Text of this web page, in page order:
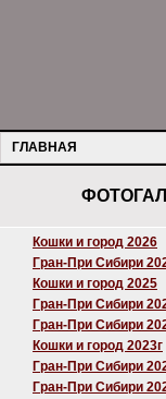
ГЛАВНАЯ
Кошки и город 2026
Гран-При Сибири
Кошки и город 2025
Гран-При Сибири
Гран-При Сибири
Кошки и город 2023г
Гран-При Сибири
Гран-При Сибири